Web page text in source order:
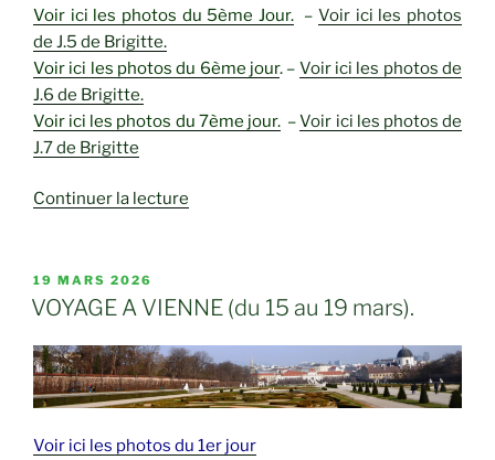
Voir ici les photos du 5ème Jour. – Voir ici les photos
de J.5 de Brigitte.
Voir ici les photos du 6ème jour. – Voir ici les photos de
J.6 de Brigitte.
Voir ici les photos du 7ème jour.–Voir ici les photos de
J.7 de Brigitte
Continuer la lecture
de
PUBLIÉ
LE
19 MARS 2026
VOYAGE A VIENNE (du 15 au 19 mars).
Voir ici les photos du 1er jour